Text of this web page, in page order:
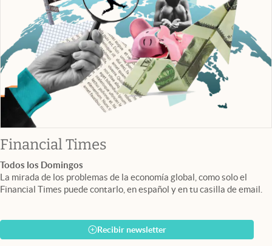
Financial Timesabre en nueva pestaña
Todos los Domingos
La mirada de los problemas de la economía global, como solo el
Financial Times puede contarlo, en español y en tu casilla de email.
Recibir newsletter